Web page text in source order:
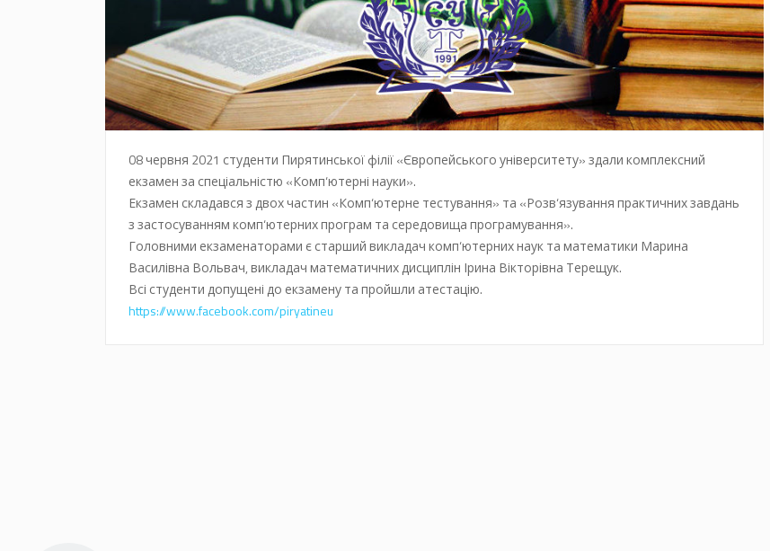
08 червня 2021 студенти Пирятинської філії «Європейського університету» здали комплексний
екзамен за спеціальністю «Комп‘ютерні науки».
Екзамен складався з двох частин «Комп‘ютерне тестування» та «Розв‘язування практичних завдань
з застосуванням комп‘ютерних програм та середовища програмування».
Головними екзаменаторами є старший викладач комп‘ютерних наук та математики Марина
Василівна Вольвач, викладач математичних дисциплін Ірина Вікторівна Терещук.
Всі студенти допущені до екзамену та пройшли атестацію.
https://www.facebook.com/piryatineu